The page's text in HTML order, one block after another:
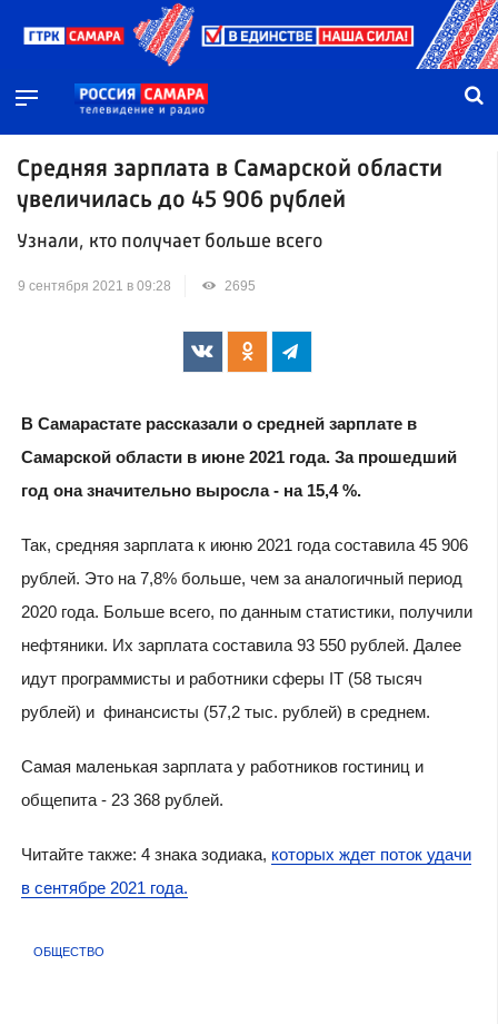
Средняя зарплата в Самарской области
увеличилась до 45 906 рублей
Узнали, кто получает больше всего
9 сентября 2021 в 09:28 2695
В Самарастате рассказали о средней зарплате в
Самарской области в июне 2021 года. За прошедший
год она значительно выросла - на 15,4 %.
Так, средняя зарплата к июню 2021 года составила 45 906
рублей. Это на 7,8% больше, чем за аналогичный период
2020 года. Больше всего, по данным статистики, получили
нефтяники. Их зарплата составила 93 550 рублей. Далее
идут программисты и работники сферы IT (58 тысяч
рублей) и финансисты (57,2 тыс. рублей) в среднем.
Самая маленькая зарплата у работников гостиниц и
общепита - 23 368 рублей.
Читайте также: 4 знака зодиака, которых ждет поток удачи
в сентябре 2021 года.
ОБЩЕСТВО